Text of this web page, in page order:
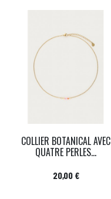
COLLIER BOTANICAL AVEC
QUATRE PERLES...
Prix
20,00 €